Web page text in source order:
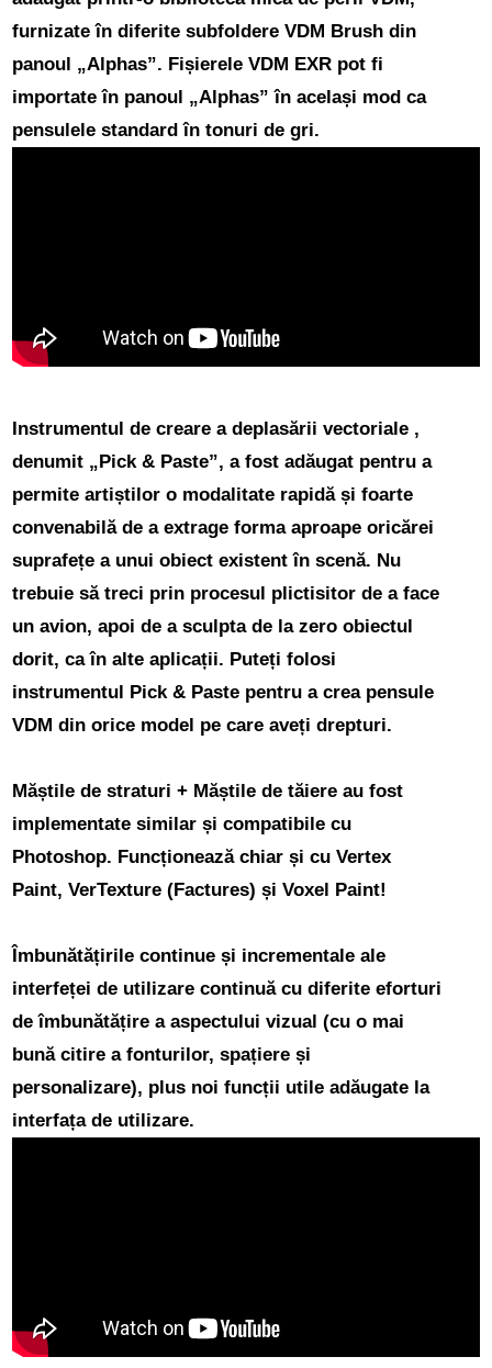
furnizate în diferite subfoldere VDM Brush din
panoul „Alphas”. Fișierele VDM EXR pot fi
importate în panoul „Alphas” în același mod ca
pensulele standard în tonuri de gri.
Instrumentul de creare a deplasării vectoriale ,
denumit „Pick & Paste”, a fost adăugat pentru a
permite artiștilor o modalitate rapidă și foarte
convenabilă de a extrage forma aproape oricărei
suprafețe a unui obiect existent în scenă. Nu
trebuie să treci prin procesul plictisitor de a face
un avion, apoi de a sculpta de la zero obiectul
dorit, ca în alte aplicații. Puteți folosi
instrumentul Pick & Paste pentru a crea pensule
VDM din orice model pe care aveți drepturi.
Măștile de straturi + Măștile de tăiere au fost
implementate similar și compatibile cu
Photoshop. Funcționează chiar și cu Vertex
Paint, VerTexture (Factures) și Voxel Paint!
Îmbunătățirile continue și incrementale ale
interfeței de utilizare continuă cu diferite eforturi
de îmbunătățire a aspectului vizual (cu o mai
bună citire a fonturilor, spațiere și
personalizare), plus noi funcții utile adăugate la
interfața de utilizare.